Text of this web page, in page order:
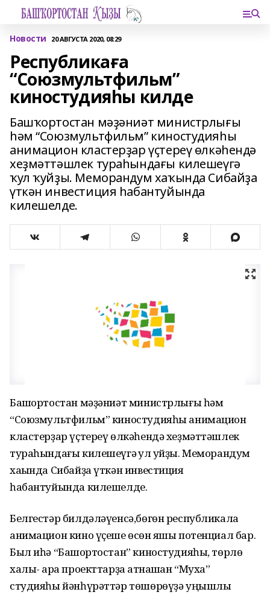
Новости 20 АВГУСТА 2020, 08:29
Республикаға
“Союзмультфильм”
киностудияһы килде
Башҡортостан мәҙәниәт министрлығы
һәм “Союзмультфильм” киностудияһы
анимацион кластерҙар үҫтереү өлкәһендә
хеҙмәттәшлек тураһындағы килешеүгә
ҡул ҡуйҙы. Меморандум хаҡында Сибайҙа
үткән инвестиция һабантуйында
килешелде.
Башҡортостан мәҙәниәт министрлығы һәм
“Союзмультфильм” киностудияһы анимацион
кластерҙар үҫтереү өлкәһендә хеҙмәттәшлек
тураһындағы килешеүгә ҡул ҡуйҙы. Меморандум
хаҡында Сибайҙа үткән инвестиция
һабантуйында килешелде.
Белгестәр билдәләүенсә,бөгөн республикала
анимацион кино үҫеше өсөн яҡшы потенциал бар.
Был иһә “Башҡортостан” киностудияһы, төрлө
халыҡ- ара проекттарҙа ҡатнашҡан “Муха”
студияһы йәнһүрәттәр төшөрөүҙә уңышлы